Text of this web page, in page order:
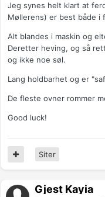
Jeg synes helt klart at
Møllerens) er best både
Alt blandes i maskin og
Deretter heving, og så
og ikke noe søl.
Lang holdbarhet og er
De fleste ovner rommer
Good luck!
Siter
Gjest Kayia